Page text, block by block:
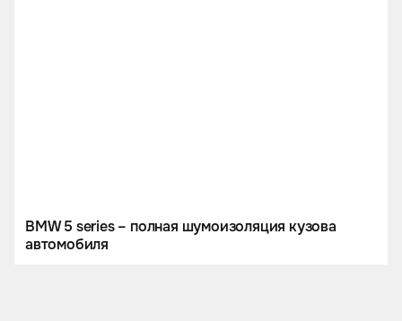
BMW 5 series – полная шумоизоляция кузова
автомобиля